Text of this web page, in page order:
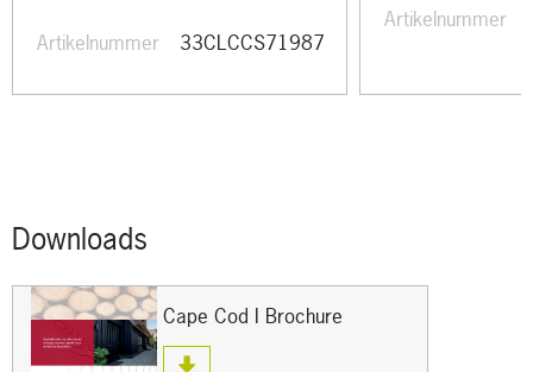
Artikelnummer 33CLCCS71987
Artikelnummer
Downloads
Cape Cod I Brochure